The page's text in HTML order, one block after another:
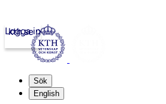
kth.se
Logga in
Sök
English